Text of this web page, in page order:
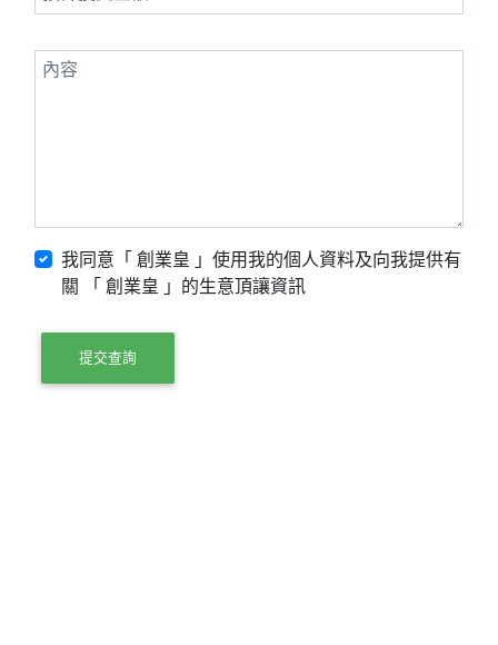
我同意「 創業皇 」使用我的個人資料及向我提供有
關 「 創業皇 」的生意頂讓資訊
提交查詢